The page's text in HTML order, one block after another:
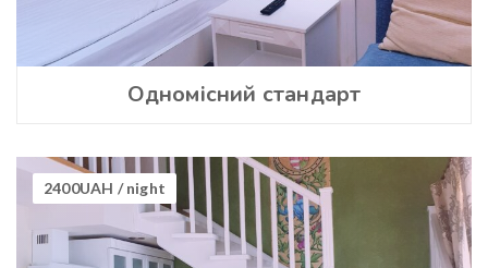
Одномісний стандарт
2400UAH / night